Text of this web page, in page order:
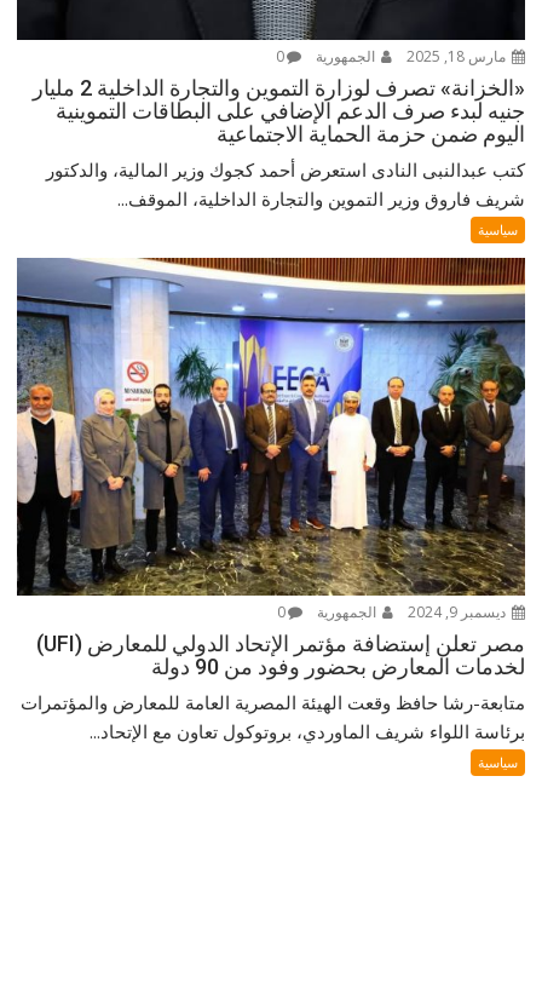
مارس 18, 2025 الجمهورية 0
«الخزانة» تصرف لوزارة التموين والتجارة الداخلية 2 مليار
جنيه لبدء صرف الدعم الإضافي على البطاقات التموينية
اليوم ضمن حزمة الحماية الاجتماعية
كتب عبدالنبى النادى استعرض أحمد كجوك وزير المالية، والدكتور
شريف فاروق وزير التموين والتجارة الداخلية، الموقف...
سياسية
ديسمبر 9, 2024 الجمهورية 0
مصر تعلن إستضافة مؤتمر الإتحاد الدولي للمعارض (UFI)
لخدمات المعارض بحضور وفود من 90 دولة
متابعة-رشا حافظ وقعت الهيئة المصرية العامة للمعارض والمؤتمرات
برئاسة اللواء شريف الماوردي، بروتوكول تعاون مع الإتحاد...
سياسية